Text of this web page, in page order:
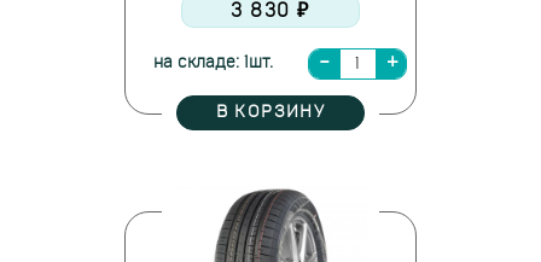
3 830 ₽
на складе: 1шт.
В КОРЗИНУ